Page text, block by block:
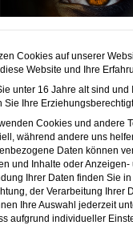
Sehen wie ein
Cookies auf unserer
Website und Ihre
unter 16 Jahre alt sind
Sie Ihre
Cookies und andere
während andere uns
Daten können
und Inhalte oder Anzeigen-
Ihrer Daten finden Sie
der Verarbeitung Ihrer
Ihre Auswahl jederzeit
aufgrund individueller